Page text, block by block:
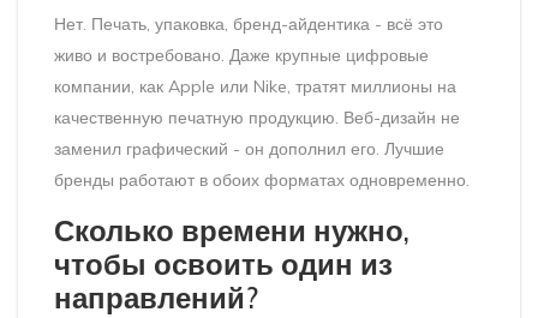
Нет. Печать, упаковка, бренд-айдентика - всё это
живо и востребовано. Даже крупные цифровые
компании, как Apple или Nike, тратят миллионы на
качественную печатную продукцию. Веб-дизайн не
заменил графический - он дополнил его. Лучшие
бренды работают в обоих форматах одновременно.
Сколько времени нужно,
чтобы освоить один из
направлений?